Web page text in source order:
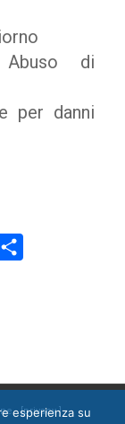
di
per danni
[privacy]
esperienza su